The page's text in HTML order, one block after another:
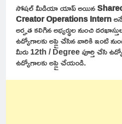
సోషల్ మీడియా యాప్ అయిన
Creator Operations Intern
అర్హత కలిగిన అభ్యర్థుల నుంచి
ఉద్యోగాలకు అప్లై చేసిన వారికి ఇంటి
మీరు 12th / Degree పూర్తి చేసి
ఉద్యోగాలకు అప్లై చేయండి.